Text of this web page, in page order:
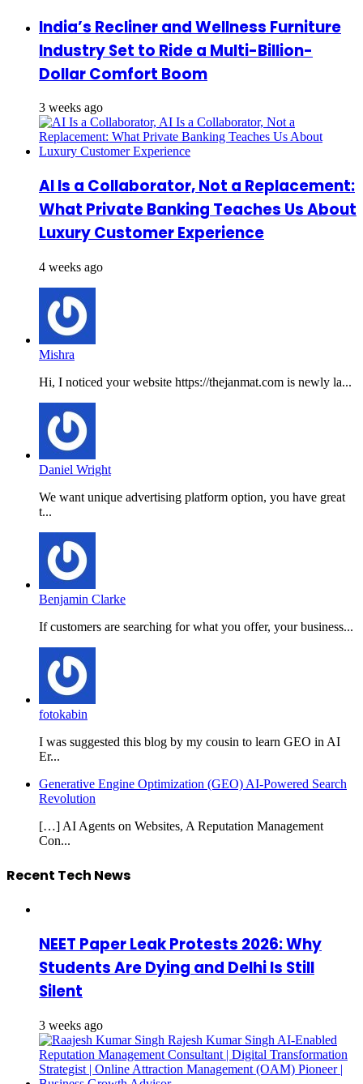
India’s Recliner and Wellness Furniture
Industry Set to Ride a Multi-Billion-
Dollar Comfort Boom
3 weeks ago
AI Is a Collaborator, Not a Replacement:
What Private Banking Teaches Us About
Luxury Customer Experience
4 weeks ago
Mishra
Hi, I noticed your website https://thejanmat.com is newly la...
Daniel Wright
We want unique advertising platform option, you have great
t...
Benjamin Clarke
If customers are searching for what you offer, your business...
fotokabin
I was suggested this blog by my cousin to learn GEO in AI
Er...
Generative Engine Optimization (GEO) AI-Powered Search
Revolution
[…] AI Agents on Websites, A Reputation Management
Con...
Recent Tech News
NEET Paper Leak Protests 2026: Why
Students Are Dying and Delhi Is Still
Silent
3 weeks ago